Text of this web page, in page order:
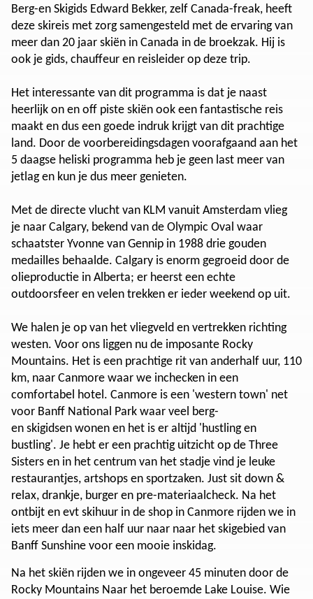
Berg-en Skigids Edward Bekker, zelf Canada-freak, heeft
deze skireis met zorg samengesteld met de ervaring van
meer dan 20 jaar skiën in Canada in de broekzak. Hij is
ook je gids, chauffeur en reisleider op deze trip.
Het interessante van dit programma is dat je naast
heerlijk on en off piste skiën ook een fantastische reis
maakt en dus een goede indruk krijgt van dit prachtige
land. Door de voorbereidingsdagen voorafgaand aan het
5 daagse heliski programma heb je geen last meer van
jetlag en kun je dus meer genieten.
Met de directe vlucht van KLM vanuit Amsterdam vlieg
je naar Calgary, bekend van de Olympic Oval waar
schaatster Yvonne van Gennip in 1988 drie gouden
medailles behaalde. Calgary is enorm gegroeid door de
olieproductie in Alberta; er heerst een echte
outdoorsfeer en velen trekken er ieder weekend op uit.
We halen je op van het vliegveld en vertrekken richting
westen. Voor ons liggen nu de imposante Rocky
Mountains. Het is een prachtige rit van anderhalf uur, 110
km, naar Canmore waar we inchecken in een
comfortabel hotel. Canmore is een 'western town' net
voor Banff National Park waar veel berg-
en skigidsen wonen en het is er altijd 'hustling en
bustling'. Je hebt er een prachtig uitzicht op de Three
Sisters en in het centrum van het stadje vind je leuke
restaurantjes, artshops en sportzaken. Just sit down &
relax, drankje, burger en pre-materiaalcheck. Na het
ontbijt en evt skihuur in de shop in Canmore rijden we in
iets meer dan een half uur naar naar het skigebied van
Banff Sunshine voor een mooie inskidag.
Na het skiën rijden we in ongeveer 45 minuten door de
Rocky Mountains Naar het beroemde Lake Louise. Wie